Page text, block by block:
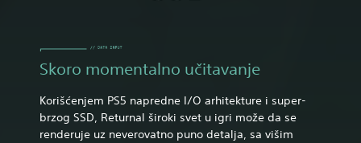
Skoro momentalno učitavanje
Korišćenjem PS5 napredne I/O arhitekture i super-
brzog SSD, Returnal široki svet u igri može da se
renderuje uz neverovatno puno detalja, sa višim